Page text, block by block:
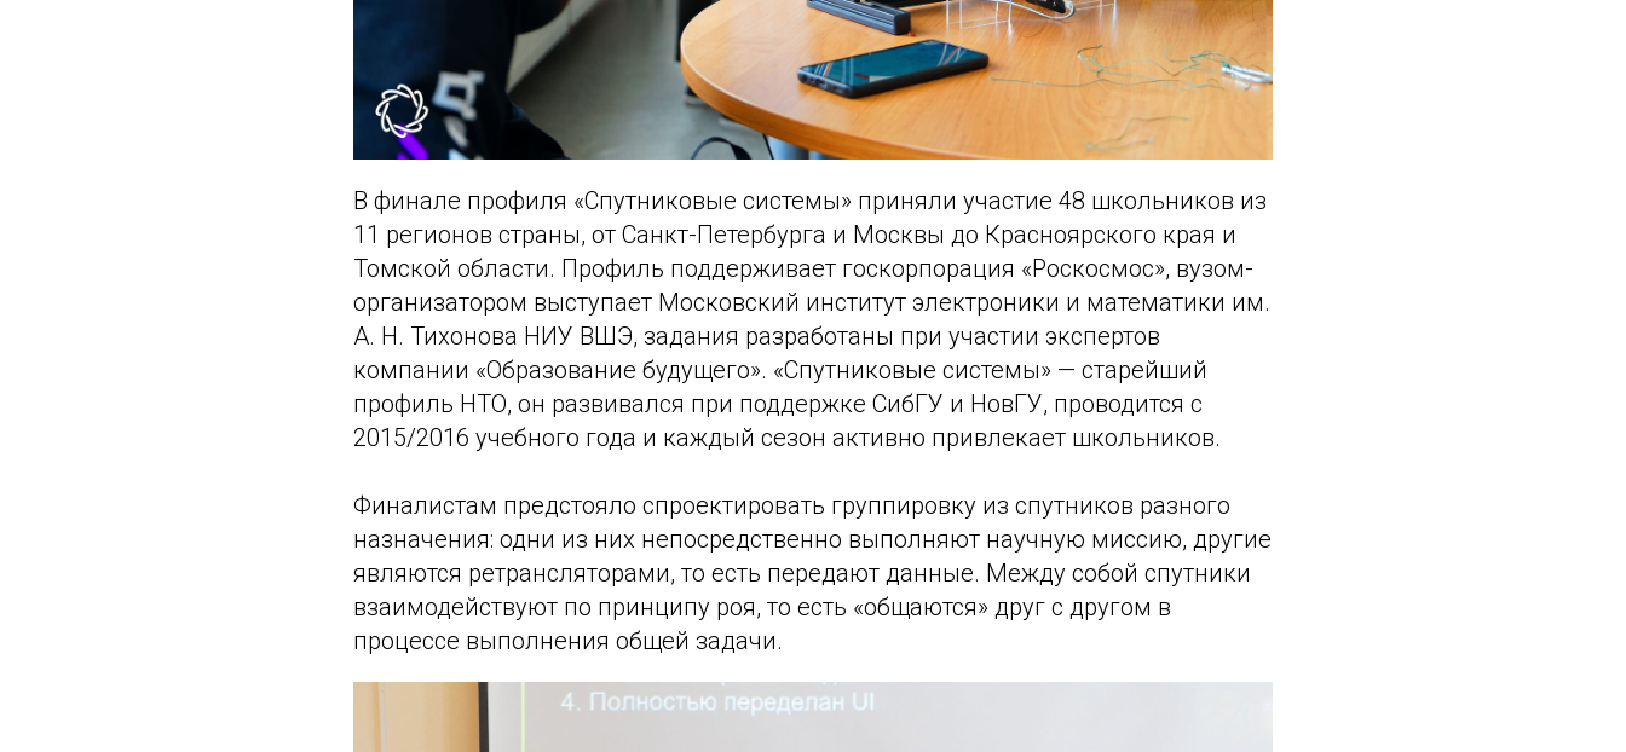
В финале профиля «Спутниковые системы» приняли участие 48 школьников из
11 регионов страны, от Санкт-Петербурга и Москвы до Красноярского края и
Томской области. Профиль поддерживает госкорпорация «Роскосмос», вузом-
организатором выступает Московский институт электроники и математики им.
А. Н. Тихонова НИУ ВШЭ, задания разработаны при участии экспертов
компании «Образование будущего». «Спутниковые системы» — старейший
профиль НТО, он развивался при поддержке СибГУ и НовГУ, проводится с
2015/2016 учебного года и каждый сезон активно привлекает школьников.
Финалистам предстояло спроектировать группировку из спутников разного
назначения: одни из них непосредственно выполняют научную миссию, другие
являются ретрансляторами, то есть передают данные. Между собой спутники
взаимодействуют по принципу роя, то есть «общаются» друг с другом в
процессе выполнения общей задачи.